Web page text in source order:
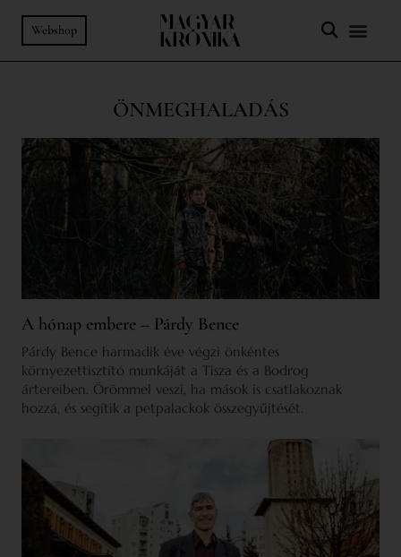
Webshop
ÖNMEGHALADÁS
A hónap embere – Párdy Bence
Párdy Bence harmadik éve végzi önkéntes
környezettisztító munkáját a Tisza és a Bodrog
ártereiben. Örömmel veszi, ha mások is csatlakoznak
hozzá, és segítik a petpalackok összegyűjtését.